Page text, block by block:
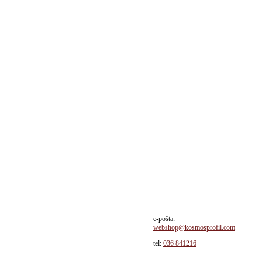
e-pošta:
webshop@kosmosprofil.com
tel: 036 841216